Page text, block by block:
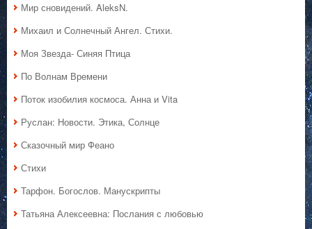
Мир сновидений. AleksN.
Михаил и Солнечный Ангел. Стихи.
Моя Звезда- Синяя Птица
По Волнам Времени
Поток изобилия космоса. Анна и Vita
Руслан: Новости. Этика, Солнце
Сказочный мир Феано
Стихи
Тарфон. Богослов. Манускрипты
Татьяна Алексеевна: Послания с любовью